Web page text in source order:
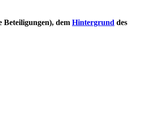
dem Hintergrund des